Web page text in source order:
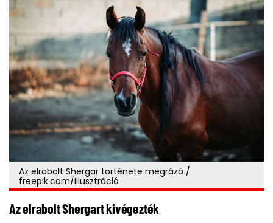
Az elrabolt Shergar története megrázó /
freepik.com/Illusztráció
Az elrabolt Shergart kivégezték